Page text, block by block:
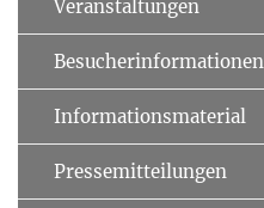
Veranstaltungen
Besucherinformationen
Informationsmaterial
Pressemitteilungen